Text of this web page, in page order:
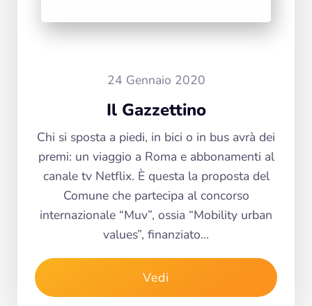
24 Gennaio 2020
Il Gazzettino
Chi si sposta a piedi, in bici o in bus avrà dei
premi: un viaggio a Roma e abbonamenti al
canale tv Netflix. È questa la proposta del
Comune che partecipa al concorso
internazionale “Muv”, ossia “Mobility urban
values”, finanziato…
Vedi